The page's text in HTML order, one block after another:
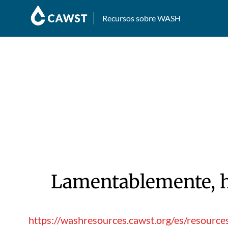
Recursos sobre WASH
Lamentablemente,
https://washresources.cawst.org/es/